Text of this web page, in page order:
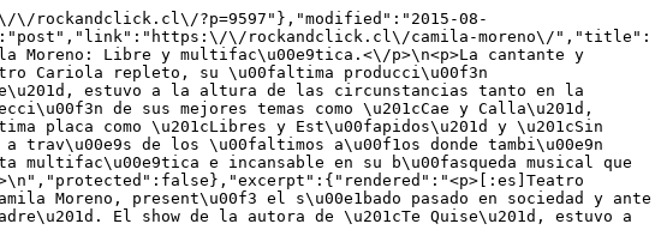
\/rockandclick.cl\/?p=9597"},"modified":"2015-08-
\/rockandclick.cl\/camila-moreno\/","title":
Moreno: Libre y multifac\u00e9tica.<\/p>\n<p>La cantante y
Cariola repleto, su \u00faltima producci\u00f3n
estuvo a la altura de las circunstancias tanto en la
de sus mejores temas como \u201cCae y Calla\u201d,
placa como \u201cLibres y Est\u00fapidos\u201d y \u201cSin
trav\u00e9s de los \u00faltimos a\u00f1os donde tambi\u00e9n
multifac\u00e9tica e incansable en su b\u00fasqueda musical que
Moreno, present\u00f3 el s\u00e1bado pasado en sociedad y ante
El show de la autora de \u201cTe Quise\u201d, estuvo a